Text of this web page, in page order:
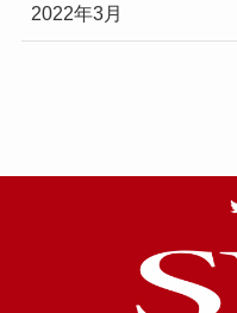
2022年3月